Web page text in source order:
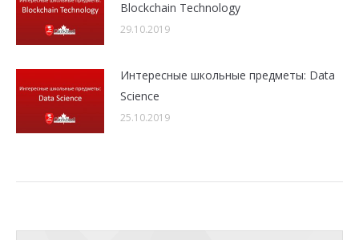
Blockchain Technology
29.10.2019
Интересные школьные предметы: Data
Science
25.10.2019